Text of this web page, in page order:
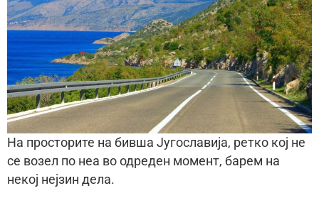
На просторите на бивша Југославија, ретко кој не
се возел по неа во одреден момент, барем на
некој нејзин дела.